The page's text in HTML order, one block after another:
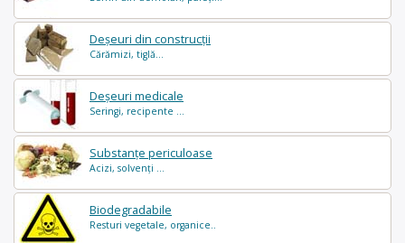
Deșeuri din construcții
Cărămizi, tiglă...
Deșeuri medicale
Seringi, recipente ...
Substanțe periculoase
Acizi, solvenți ...
Biodegradabile
Resturi vegetale, organice..